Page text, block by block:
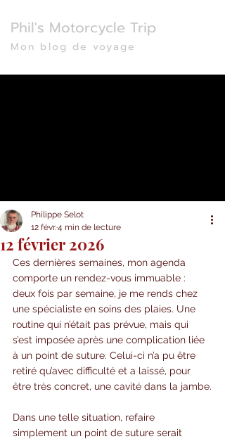
Phil's Motorcycle Trip
Mon blog de voyage
12 février 2026
Philippe Selot
12 févr.4 min de lecture
Ces dernières semaines, mon agenda
comporte un rendez-vous immuable :
deux fois par semaine, je me rends chez
une spécialiste en soins des plaies. Une
routine qui n’était pas prévue, mais qui
s’est imposée après une complication liée
à un point de suture. Celui-ci n’a pu être
retiré qu’avec difficulté et a laissé, pour
être très concret, une cavité dans la jambe.
Dans une telle situation, refaire
simplement un point de suture serait